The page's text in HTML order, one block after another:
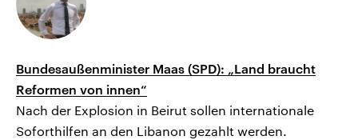
Bundesaußenminister Maas (SPD): „Land braucht
Reformen von innen“
Nach der Explosion in Beirut sollen internationale
Soforthilfen an den Libanon gezahlt werden.